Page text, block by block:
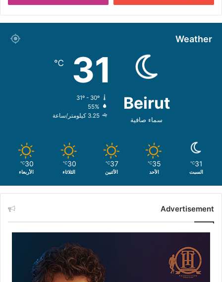
Weather
Beirut
سماء صافية
31
℃
31º - 30º
55%
3.25 كيلومتر/ساعة
31
℃
السبت
35
℃
الأحد
37
℃
الأثنين
30
℃
الثلاثاء
30
℃
الأربعاء
Advertisement